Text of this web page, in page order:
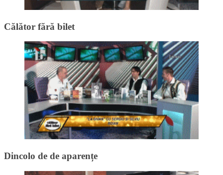
Călător fără bilet
Dincolo de de aparențe